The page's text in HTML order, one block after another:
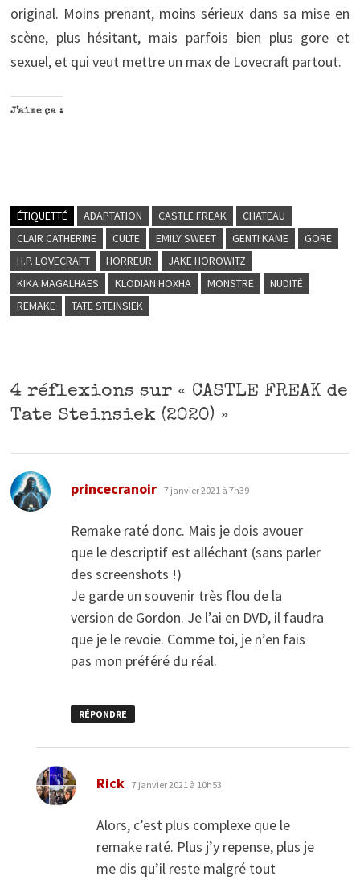
original. Moins prenant, moins sérieux dans sa mise en
scène, plus hésitant, mais parfois bien plus gore et
sexuel, et qui veut mettre un max de Lovecraft partout.
J’aime ça :
ÉTIQUETTÉ ADAPTATION CASTLE FREAK
CHATEAU
CLAIR CATHERINE
CULTE EMILY SWEET GENTI KAME
GORE
H.P. LOVECRAFT
HORREUR
JAKE HOROWITZ
KIKA MAGALHAES
KLODIAN HOXHA MONSTRE
NUDITÉ
REMAKE
TATE STEINSIEK
4 réflexions sur « CASTLE FREAK de
Tate Steinsiek (2020) »
princecranoir dit :
7 janvier 2021 à 7h39
Remake raté donc. Mais je dois avouer
que le descriptif est alléchant (sans parler
des screenshots !)
Je garde un souvenir très flou de la
version de Gordon. Je l’ai en DVD, il faudra
que je le revoie. Comme toi, je n’en fais
pas mon préféré du réal.
RÉPONDRE
Rick dit :
7 janvier 2021 à 10h53
Alors, c’est plus complexe que le
remake raté. Plus j’y repense, plus je
me dis qu’il reste malgré tout